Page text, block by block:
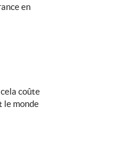
en
coûte
le monde